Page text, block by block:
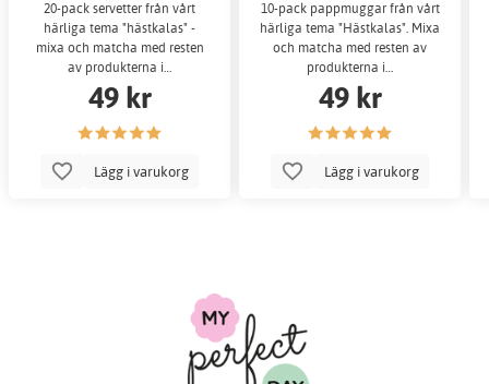
20-pack servetter från vårt
härliga tema "hästkalas" -
mixa och matcha med resten
av produkterna i…
49 kr
Lägg i varukorg
10-pack pappmuggar från vårt
härliga tema "Hästkalas". Mixa
och matcha med resten av
produkterna i…
49 kr
Lägg i varukorg